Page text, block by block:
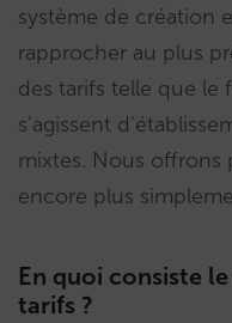
système de création
rapprocher au plus
des tarifs telle que le
s’agissent
mixtes. Nous offrons
encore plus
En quoi consiste
tarifs ?